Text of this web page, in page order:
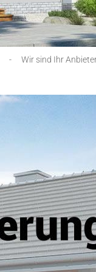
- Wir sind Ihr